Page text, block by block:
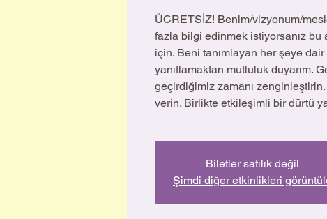
ÜCRETSİZ! Benim/vizyonum/
fazla bilgi edinmek istiyorsanız bu
için. Beni tanımlayan her şeye dair
yanıtlamaktan mutluluk duyarım.
geçirdiğimiz zamanı zenginleştirin.
verin. Birlikte etkileşimli bir dürtü
Biletler satılık değil
Şimdi diğer etkinlikleri